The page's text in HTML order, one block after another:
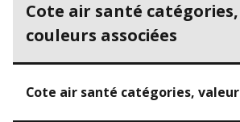
Cote air santé
couleurs associées
Cote air santé catégories,